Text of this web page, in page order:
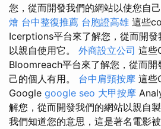
您，從而開發我們的網站以使您自
燴 台中整復推薦 台胞證高雄 這些
Icerptions平台來了解您，從而開
以親自使用它。 外商設立公司 這些
Bloomreach平台來了解您，從而開
己的個人有用。 台中肩頸按摩 這些
Google google seo 大甲按摩
解您，從而開發我們的網站以親自
我們知道您的意思，這是著名電影